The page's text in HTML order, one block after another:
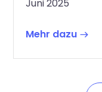
Juni 2025
Mehr dazu